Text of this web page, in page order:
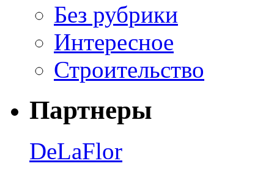
Без рубрики
Интересное
Строительство
Партнеры
DeLaFlor